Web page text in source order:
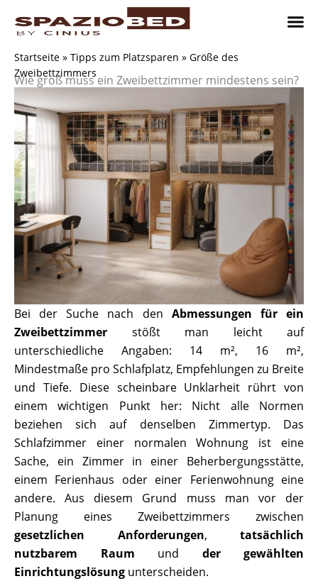
Inhalt
Startseite » Tipps zum Platzsparen » Größe des
Zweibettzimmers
Wie groß muss ein Zweibettzimmer mindestens sein?
Bei der Suche nach den Abmessungen für ein
Zweibettzimmer stößt man leicht auf
unterschiedliche Angaben: 14 m², 16 m²,
Mindestmaße pro Schlafplatz, Empfehlungen zu Breite
und Tiefe. Diese scheinbare Unklarheit rührt von
einem wichtigen Punkt her: Nicht alle Normen
beziehen sich auf denselben Zimmertyp. Das
Schlafzimmer einer normalen Wohnung ist eine
Sache, ein Zimmer in einer Beherbergungsstätte,
einem Ferienhaus oder einer Ferienwohnung eine
andere. Aus diesem Grund muss man vor der
Planung eines Zweibettzimmers zwischen
gesetzlichen Anforderungen, tatsächlich
nutzbarem Raum und der gewählten
Einrichtungslösung unterscheiden.